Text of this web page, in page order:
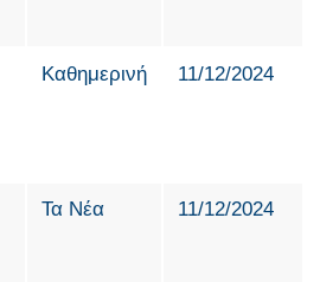
Καθημερινή 11/12/2024
Τα Νέα 11/12/2024